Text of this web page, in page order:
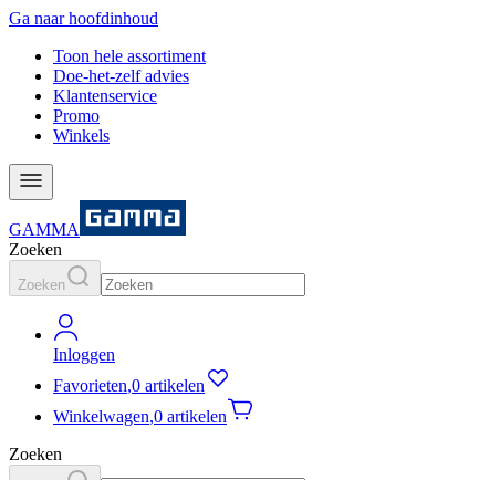
Ga naar hoofdinhoud
Toon hele assortiment
Doe-het-zelf advies
Klantenservice
Promo
Winkels
GAMMA
Zoeken
Zoeken
Inloggen
Favorieten,0 artikelen
Winkelwagen,0 artikelen
Zoeken